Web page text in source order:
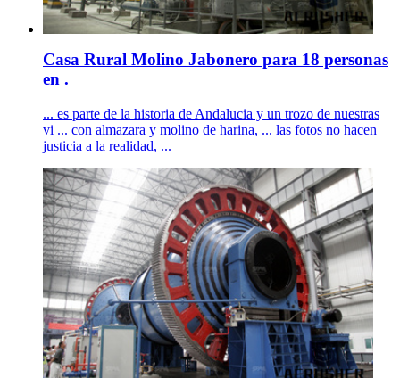
Casa Rural Molino Jabonero para 18 personas
en .
... es parte de la historia de Andalucia y un trozo de nuestras
vi ... con almazara y molino de harina, ... las fotos no hacen
justicia a la realidad, ...